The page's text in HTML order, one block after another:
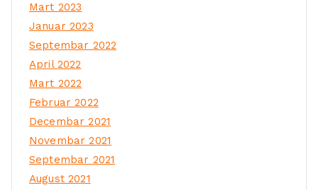
Mart 2023
Januar 2023
Septembar 2022
April 2022
Mart 2022
Februar 2022
Decembar 2021
Novembar 2021
Septembar 2021
August 2021